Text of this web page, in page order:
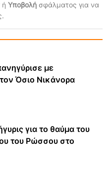
ή Υποβολή σφάλματος για να
με
Όσιο Νικάνορα
για το θαύμα του
του Ρώσσου στο